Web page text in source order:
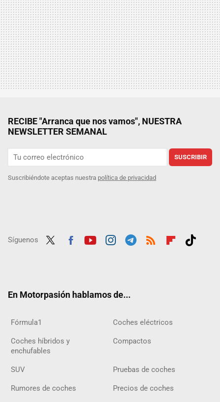
RECIBE "Arranca que nos vamos", NUESTRA
NEWSLETTER SEMANAL
SUSCRIBIR
Suscribiéndote aceptas nuestra política de privacidad
Síguenos
En Motorpasión hablamos de...
Fórmula1 Coches eléctricos
Coches híbridos y
enchufables
Compactos
SUV Pruebas de coches
Rumores de coches Precios de coches